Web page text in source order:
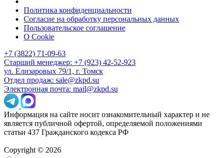
Политика конфиденциальности
Согласие на обработку персональных данных
Пользовательское соглашение
О Cookie
+7 (3822) 71-09-63
Старший менеджер: +7 (923) 42-52-923
ул. Елизаровых 79/1, г. Томск
Отдел продаж: sale@zkpd.su
Электронная почта: mail@zkpd.su
Информация на сайте носит ознакомительный характер и не
является публичной офертой, определяемой положениями
статьи 437 Гражданского кодекса РФ
Copyright © 2026